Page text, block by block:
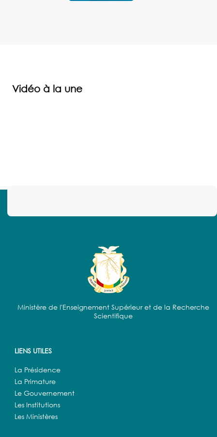
Vidéo à la une
Ministère de l'Enseignement Supérieur et de la Recherche
Scientifique
LIENS UTILES
La Présidence
La Primature
Le Gouvernement
Les Institutions
Les Ministères